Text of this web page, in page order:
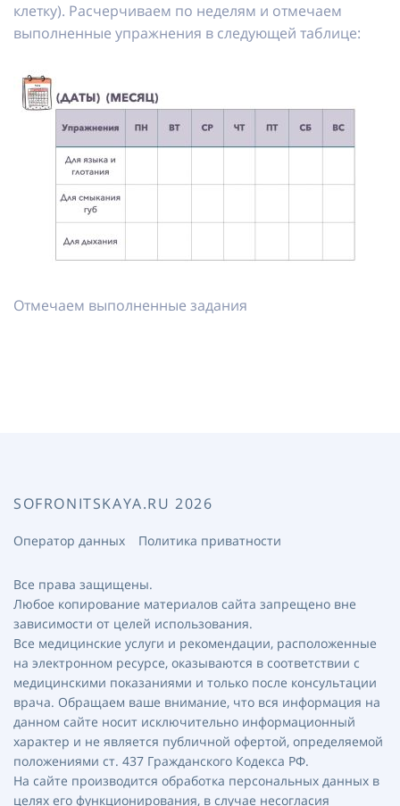
клетку). Расчерчиваем по неделям и отмечаем
выполненные упражнения в следующей таблице:
Отмечаем выполненные задания
SOFRONITSKAYA.RU 2026
Оператор данных Политика приватности
Все права защищены.
Любое копирование материалов сайта запрещено вне
зависимости от целей использования.
Все медицинские услуги и рекомендации, расположенные
на электронном ресурсе, оказываются в соответствии с
медицинскими показаниями и только после консультации
врача. Обращаем ваше внимание, что вся информация на
данном сайте носит исключительно информационный
характер и не является публичной офертой, определяемой
положениями ст. 437 Гражданского Кодекса РФ.
На сайте производится обработка персональных данных в
целях его функционирования, в случае несогласия